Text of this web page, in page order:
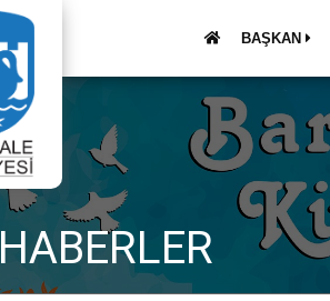
BAŞKAN
HABERLER